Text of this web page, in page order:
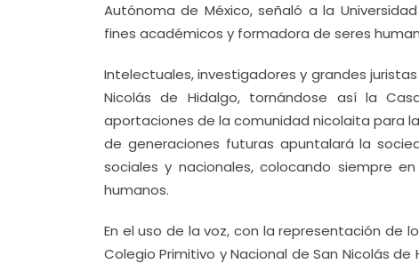
Autónoma de México, señaló a la
fines académicos y formadora de seres
Intelectuales, investigadores y grandes
Nicolás de Hidalgo, tornándose así la
aportaciones de la comunidad nicolaita para
de generaciones futuras apuntalará la
sociales y nacionales, colocando siempre
humanos.
En el uso de la voz, con la representación de
Colegio Primitivo y Nacional de San Nicolás